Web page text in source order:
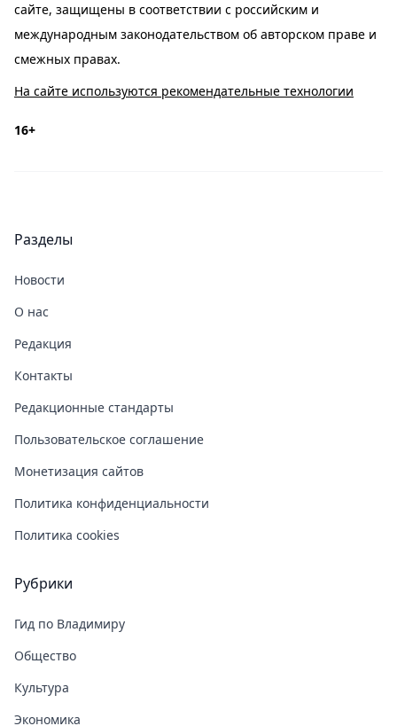
сайте, защищены в соответствии с российским и
международным законодательством об авторском праве и
смежных правах.
На сайте используются рекомендательные технологии
16+
Разделы
Новости
О нас
Редакция
Контакты
Редакционные стандарты
Пользовательское соглашение
Монетизация сайтов
Политика конфиденциальности
Политика cookies
Рубрики
Гид по Владимиру
Общество
Культура
Экономика